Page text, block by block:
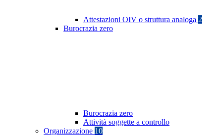
Attestazioni OIV o struttura analoga 2
Burocrazia zero
Burocrazia zero
Attività soggette a controllo
Organizzazione 10